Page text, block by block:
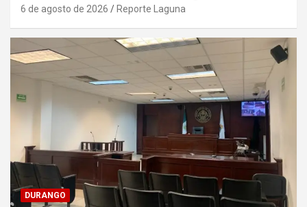
6 de agosto de 2026 Reporte Laguna
DURANGO